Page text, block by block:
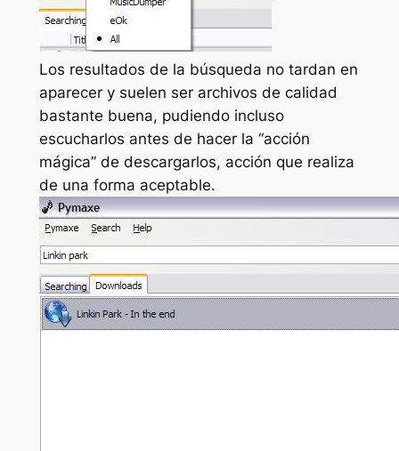
Los resultados de la búsqueda no tardan en
aparecer y suelen ser archivos de calidad
bastante buena, pudiendo incluso
escucharlos antes de hacer la “acción
mágica” de descargarlos, acción que realiza
de una forma aceptable.